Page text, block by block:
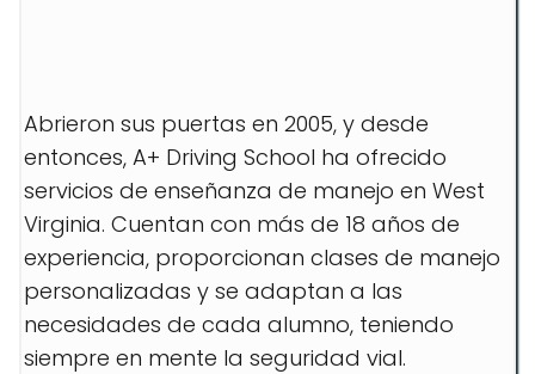
Abrieron sus puertas en 2005, y desde
entonces, A+ Driving School ha ofrecido
servicios de enseñanza de manejo en West
Virginia. Cuentan con más de 18 años de
experiencia, proporcionan clases de manejo
personalizadas y se adaptan a las
necesidades de cada alumno, teniendo
siempre en mente la seguridad vial.